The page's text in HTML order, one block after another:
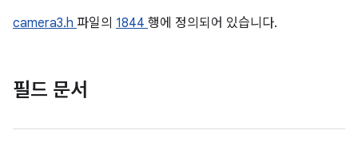
camera3.h 파일의 1844 행에 정의되어 있습니다.
필드 문서